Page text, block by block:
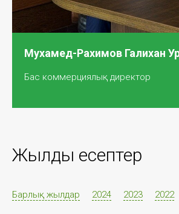
Мухамед-Рахимов Галихан
Бас коммерциялық директор
Жылдық есептер
Барлық жылдар 2024 2023 2022